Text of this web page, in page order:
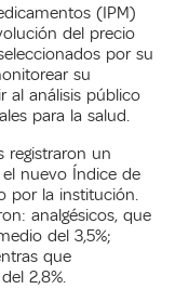
(IPM)
del precio
por su
su
al análisis público
para la salud.
registraron un
nuevo Índice de
por la institución.
analgésicos, que
del 3,5%;
que
2,8%.